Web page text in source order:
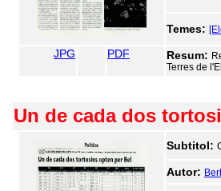
Temes:
JPG PDF Resum:
Terres de
Un de cada dos
Subtitol:
Autor: